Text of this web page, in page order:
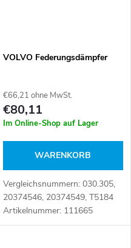
VOLVO Federungsdämpfer
€66,21 ohne MwSt.
€80,11
Im Online-Shop auf Lager
WARENKORB
Vergleichsnummern: 030.305,
20374546, 20374549, T5184
Artikelnummer: 111665